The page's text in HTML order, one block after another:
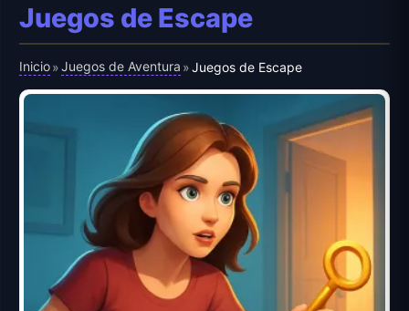
Juegos de Escape
Inicio»Juegos de Aventura »Juegos de Escape